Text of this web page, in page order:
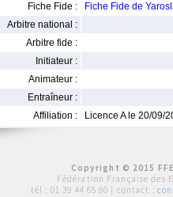
Fiche Fide :
Fiche Fide de
Arbitre national :
Arbitre fide :
Initiateur :
Animateur :
Entraîneur :
Affiliation :
Licence A le 20/09/
Copyright © 2015
Fédération Française des
tél : 01 39 44 65 80 | contact :